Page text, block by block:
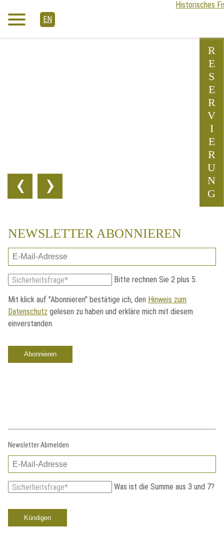
EN
‹ ›
R
E
S
E
R
V
I
E
R
U
N
G
NEWSLETTER ABONNIEREN
E-
Adresse
Pflichtfeld
Sicherheitsfrage* Bitte rechnen Sie 2 plus 5.
Mit klick auf "Abonnieren" bestätige ich, den Hinweis zum
Datenschutz gelesen zu haben und erkläre mich mit diesem
einverstanden.
Abonnieren
Newsletter Abmelden
E-
Adresse
Pflichtfeld
Sicherheitsfrage* Was ist die Summe aus 3 und 7?
Kündigen